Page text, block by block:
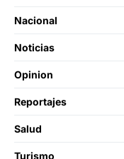
Nacional
Noticias
Opinion
Reportajes
Salud
Turismo